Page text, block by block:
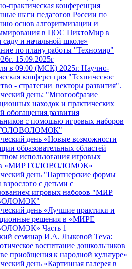
практическая конференция
шаги педагогов России по
основ алгоритмизации и
в ЦОС ПиктоМир в
саду и начальной школе»
по плану работы "Техномир"
15.09.2025г
в 09.00 (МСК) 2025г. Научно-
конференция "Техническое
- стратегии, векторы развития".
день: "Многообразие
находок и практических
обогащения развития
с помощью игровых наборов
день «Новые возможности
образовательных областей
использования игровых
«МИР ГОЛОВОЛОМОК»
день "Партнерские формы
взрослого с детьми с
игровых наборов "МИР
день «Лучшие практики и
решения в «МИРЕ
Часть 1
семинар И.А. Лыковой Тема:
воспитание дошкольников
приобщения к народной культуре»
день «Картинная галерея в